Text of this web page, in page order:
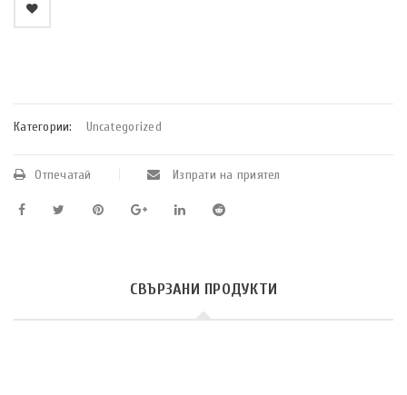
Категории: Uncategorized
Отпечатай Изпрати на приятел
СВЪРЗАНИ ПРОДУКТИ